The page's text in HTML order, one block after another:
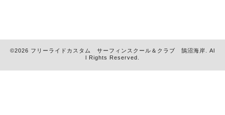
©2026 フリーライドカスタム サーフィンスクール＆クラブ 鵠沼海岸 . Al
l Rights Reserved.